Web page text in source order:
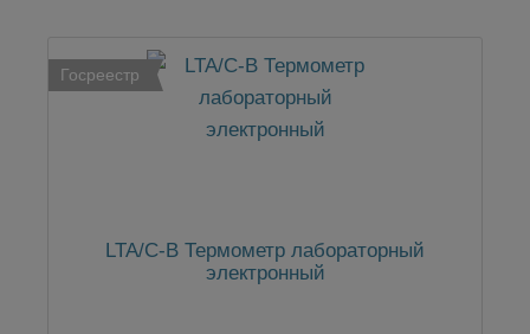
Госреестр
LTA/С-В Термометр лабораторный
электронный